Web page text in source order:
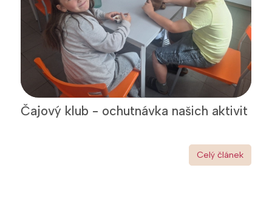
Čajový klub - ochutnávka našich aktivit
Celý článek